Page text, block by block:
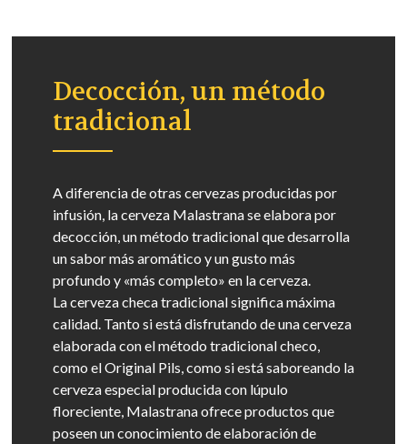
Decocción, un método
tradicional
A diferencia de otras cervezas producidas por
infusión, la cerveza Malastrana se elabora por
decocción, un método tradicional que desarrolla
un sabor más aromático y un gusto más
profundo y «más completo» en la cerveza.
La cerveza checa tradicional significa máxima
calidad. Tanto si está disfrutando de una cerveza
elaborada con el método tradicional checo,
como el Original Pils, como si está saboreando la
cerveza especial producida con lúpulo
floreciente, Malastrana ofrece productos que
poseen un conocimiento de elaboración de